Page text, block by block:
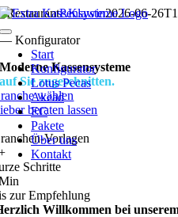
Zum
Inhalt
springen
Toggle
Navigation
Start
Konfigurator
Lotus Pecas
Akead
EC
Pakete
Über uns
Kontakt
RestaurantP.Klawin2026-06-
— Konfigurator
Moderne Kassensysteme
auf Sie zugeschnitten.
wählen
beraten lassen
Vorlagen
Schritte
zur Empfehlung
Willkommen bei